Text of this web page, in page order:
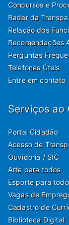
Concursos e
Radar da
Relação dos
Recomendações
Perguntas
Telefones Úteis
Entre em contato
Serviços ao
Portal Cidadão
Acesso de
Ouvidoria / SIC
Arte para todos
Esporte para
Vagas de
Cadastro de
Biblioteca Digital